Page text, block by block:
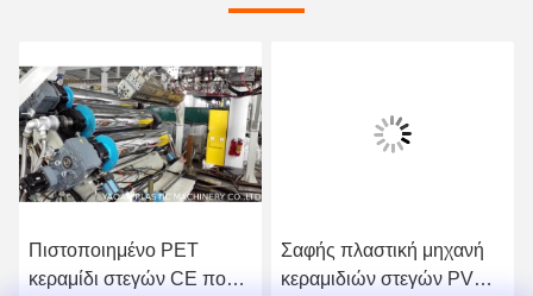
Πιστοποιημένο PET
κεραμίδι στεγών CE που
Σαφής πλαστική μηχανή
κεραμιδιών στεγών PVC